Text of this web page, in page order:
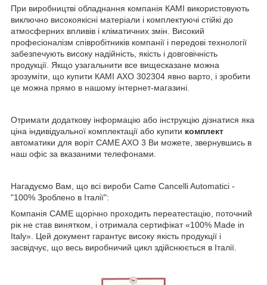
При виробництві обладнання компанія КАМІ використовують
виключно високоякісні матеріали і комплектуючі стійкі до
атмосферних впливів і кліматичних змін. Високий
професіоналізм співробітників компанії і передові технології
забезпечують високу надійність, якість і довговічність
продукції. Якщо узагальнити все вищесказане можна
зрозуміти, що купити КАМІ AXO 302304 явно варто, і зробити
це можна прямо в нашому інтернет-магазині.
Отримати додаткову інформацію або інструкцію дізнатися яка
ціна індивідуальної комплектації або купити комплект
автоматики для воріт CAME AXO 3 Ви можете, звернувшись в
наш офіс за вказаними телефонами.
Нагадуємо Вам, що всі вироби Came Cancelli Automatici -
"100% Зроблено в Італії":
Компанія CAME щорічно проходить переатестацію, поточний
рік не став винятком, і отримала сертифікат «100% Made in
Italy». Цей документ гарантує високу якість продукції і
засвідчує, що весь виробничий цикл здійснюється в Італії.